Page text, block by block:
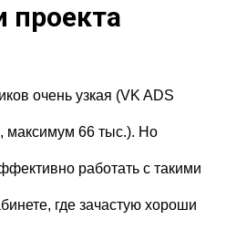
проекта
очень узкая (VK ADS
максимум 66 тыс.). Но
работать с такими
где зачастую хороши